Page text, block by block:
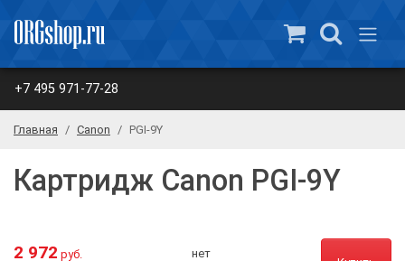
+7 495 971-77-28
Главная Canon PGI-9Y
Картридж Canon PGI-9Y
2 972 руб. нет